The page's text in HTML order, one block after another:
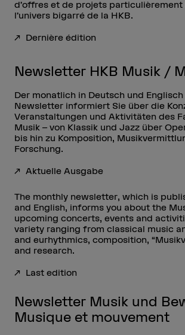
d’offres et de projets
l’univers bigarré de la HKB.
Dernière édition
Newsletter HKB Musik /
Der monatlich in Deutsch und
Newsletter informiert Sie über die
Veranstaltungen und Aktivitäten des
Musik – von Klassik und Jazz über
bis hin zu Komposition,
Forschung.
Aktuelle Ausgabe
The monthly newsletter, which is
and English, informs you about the
upcoming concerts, events and
variety ranging from classical music
and eurhythmics, composition,
and research.
Last edition
Newsletter Musik und
Musique et mouvement